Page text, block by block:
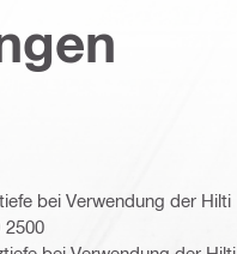
bei Verwendung der Hilti
2500